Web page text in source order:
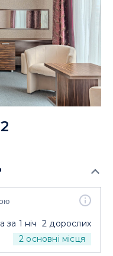
за 1 ніч 2 дорослих
2 основні місця